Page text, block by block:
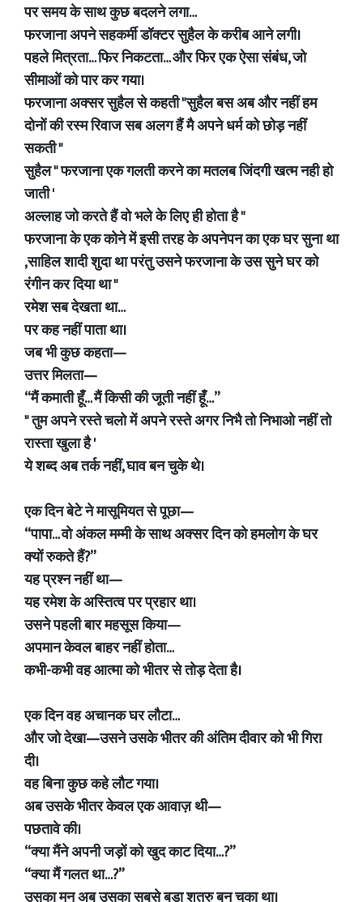
पर समय के साथ कुछ बदलने लगा…
फरजाना अपने सहकर्मी डॉक्टर सुहैल के करीब आने लगी।
पहले मित्रता… फिर निकटता… और फिर एक ऐसा संबंध, जो
सीमाओं को पार कर गया।
फरजाना अक्सर सुहैल से कहती "सुहैल बस अब और नहीं हम
दोनों की रस्म रिवाज सब अलग हैं मै अपने धर्म को छोड़ नहीं
सकती "
सुहैल " फरजाना एक गलती करने का मतलब जिंदगी खत्म नही हो
जाती '
अल्लाह जो करते हैं वो भले के लिए ही होता है "
फरजाना के एक कोने में इसी तरह के अपनेपन का एक घर सुना था
,साहिल शादी शुदा था परंतु उसने फरजाना के उस सुने घर को
रंगीन कर दिया था "
रमेश सब देखता था…
पर कह नहीं पाता था।
जब भी कुछ कहता—
उत्तर मिलता—
“मैं कमाती हूँ… मैं किसी की जूती नहीं हूँ…”
" तुम अपने रस्ते चलो में अपने रस्ते अगर निभै तो निभाओ नहीं तो
रास्ता खुला है '
ये शब्द अब तर्क नहीं, घाव बन चुके थे।
एक दिन बेटे ने मासूमियत से पूछा—
“पापा… वो अंकल मम्मी के साथ अक्सर दिन को हमलोग के घर
क्यों रुकते हैं?”
यह प्रश्न नहीं था—
यह रमेश के अस्तित्व पर प्रहार था।
उसने पहली बार महसूस किया—
अपमान केवल बाहर नहीं होता…
कभी-कभी वह आत्मा को भीतर से तोड़ देता है।
एक दिन वह अचानक घर लौटा…
और जो देखा—उसने उसके भीतर की अंतिम दीवार को भी गिरा
दी।
वह बिना कुछ कहे लौट गया।
अब उसके भीतर केवल एक आवाज़ थी—
पछतावे की।
“क्या मैंने अपनी जड़ों को खुद काट दिया…?”
“क्या मैं गलत था…?”